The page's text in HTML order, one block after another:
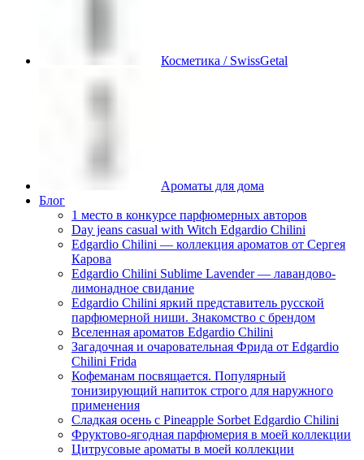
Косметика / SwissGetal
Ароматы для дома
Блог
1 место в конкурсе парфюмерных авторов
Day jeans casual with Witch Edgardio Chilini
Edgardio Chilini — коллекция ароматов от Сергея
Карова
Edgardio Chilini Sublime Lavender — лавандово-
лимонадное свидание
Edgardio Chilini яркий представитель русской
парфюмерной ниши. Знакомство с брендом
Вселенная ароматов Edgardio Chilini
Загадочная и очаровательная Фрида от Edgardio
Chilini Frida
Кофеманам посвящается. Популярный
тонизирующий напиток строго для наружного
применения
Сладкая осень с Pineapple Sorbet Edgardio Chilini
Фруктово-ягодная парфюмерия в моей коллекции
​Цитрусовые ароматы в моей коллекции